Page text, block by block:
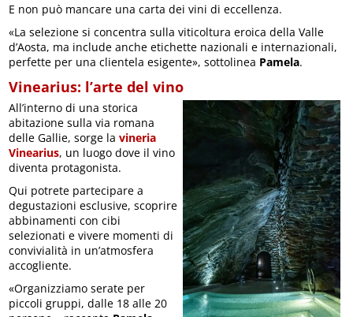
E non può mancare una carta dei vini di eccellenza.
«La selezione si concentra sulla viticoltura eroica della Valle
d’Aosta, ma include anche etichette nazionali e internazionali,
perfette per una clientela esigente», sottolinea Pamela.
Vinearius: l’arte del vino
All’interno di una storica
abitazione sulla via romana
delle Gallie, sorge lavineria
Vinearius, un luogo dove il vino
diventa protagonista.
Qui potrete partecipare a
degustazioni esclusive, scoprire
abbinamenti con cibi
selezionati e vivere momenti di
convivialità in un’atmosfera
accogliente.
«Organizziamo serate per
piccoli gruppi, dalle 18 alle 20